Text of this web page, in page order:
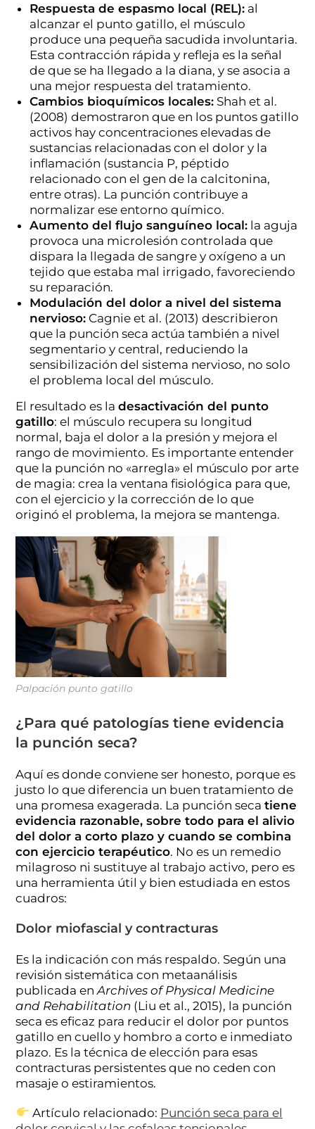
Respuesta de espasmo local (REL): al
alcanzar el punto gatillo, el músculo
produce una pequeña sacudida involuntaria.
Esta contracción rápida y refleja es la señal
de que se ha llegado a la diana, y se asocia a
una mejor respuesta del tratamiento.
Cambios bioquímicos locales: Shah et al.
(2008) demostraron que en los puntos gatillo
activos hay concentraciones elevadas de
sustancias relacionadas con el dolor y la
inflamación (sustancia P, péptido
relacionado con el gen de la calcitonina,
entre otras). La punción contribuye a
normalizar ese entorno químico.
Aumento del flujo sanguíneo local: la aguja
provoca una microlesión controlada que
dispara la llegada de sangre y oxígeno a un
tejido que estaba mal irrigado, favoreciendo
su reparación.
Modulación del dolor a nivel del sistema
nervioso: Cagnie et al. (2013) describieron
que la punción seca actúa también a nivel
segmentario y central, reduciendo la
sensibilización del sistema nervioso, no solo
el problema local del músculo.
El resultado es ladesactivación del punto
gatillo: el músculo recupera su longitud
normal, baja el dolor a la presión y mejora el
rango de movimiento. Es importante entender
que la punción no «arregla» el músculo por arte
de magia: crea la ventana fisiológica para que,
con el ejercicio y la corrección de lo que
originó el problema, la mejora se mantenga.
Palpación punto gatillo
¿Para qué patologías tiene evidencia
la punción seca?
Aquí es donde conviene ser honesto, porque es
justo lo que diferencia un buen tratamiento de
una promesa exagerada. La punción secatiene
evidencia razonable, sobre todo para el alivio
del dolor a corto plazo y cuando se combina
con ejercicio terapéutico. No es un remedio
milagroso ni sustituye al trabajo activo, pero es
una herramienta útil y bien estudiada en estos
cuadros:
Dolor miofascial y contracturas
Es la indicación con más respaldo. Según una
revisión sistemática con metaanálisis
publicada enArchives of Physical Medicine
and Rehabilitation (Liu et al., 2015), la punción
seca es eficaz para reducir el dolor por puntos
gatillo en cuello y hombro a corto e inmediato
plazo. Es la técnica de elección para esas
contracturas persistentes que no ceden con
masaje o estiramientos.
Artículo relacionado: Punción seca para el